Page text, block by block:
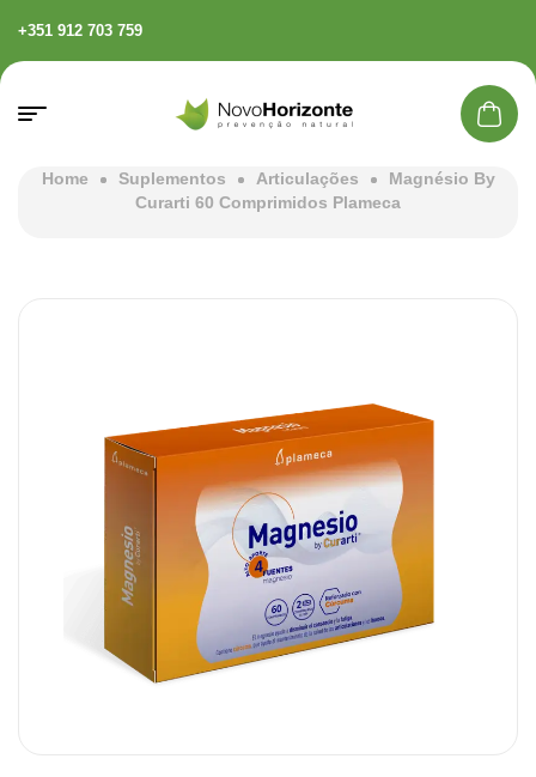
+351 912 703 759
Home Suplementos Articulações
Magnésio By
Curarti 60 Comprimidos Plameca